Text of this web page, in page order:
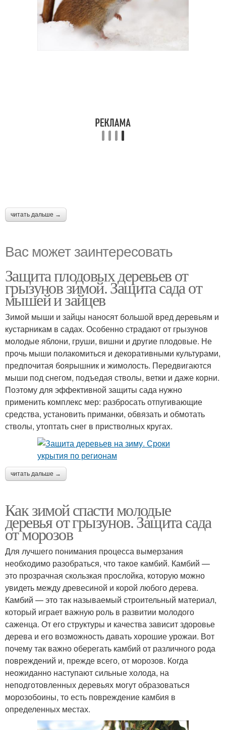
читать дальше →
Вас может заинтересовать
Защита плодовых деревьев от
грызунов зимой. Защита сада от
мышей и зайцев
Зимой мыши и зайцы наносят большой вред деревьям и
кустарникам в садах. Особенно страдают от грызунов
молодые яблони, груши, вишни и другие плодовые. Не
прочь мыши полакомиться и декоративными культурами,
предпочитая боярышник и жимолость. Передвигаются
мыши под снегом, подъедая стволы, ветки и даже корни.
Поэтому для эффективной защиты сада нужно
применить комплекс мер: разбросать отпугивающие
средства, установить приманки, обвязать и обмотать
стволы, утоптать снег в пристволных кругах.
читать дальше →
Как зимой спасти молодые
деревья от грызунов. Защита сада
от морозов
Для лучшего понимания процесса вымерзания
необходимо разобраться, что такое камбий. Камбий —
это прозрачная скользкая прослойка, которую можно
увидеть между древесиной и корой любого дерева.
Камбий — это так называемый строительный материал,
который играет важную роль в развитии молодого
саженца. От его структуры и качества зависит здоровье
дерева и его возможность давать хорошие урожаи. Вот
почему так важно оберегать камбий от различного рода
повреждений и, прежде всего, от морозов. Когда
неожиданно наступают сильные холода, на
неподготовленных деревьях могут образоваться
морозобоины, то есть повреждение камбия в
определенных местах.